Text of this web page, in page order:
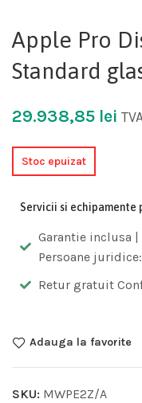
Apple Pro
Standard
29.938,85 lei
Stoc epuizat
Servicii si echipamente
Garantie inclusa
Persoane
Retur gratuit
Adauga la favorite
SKU: MWPE2Z/A